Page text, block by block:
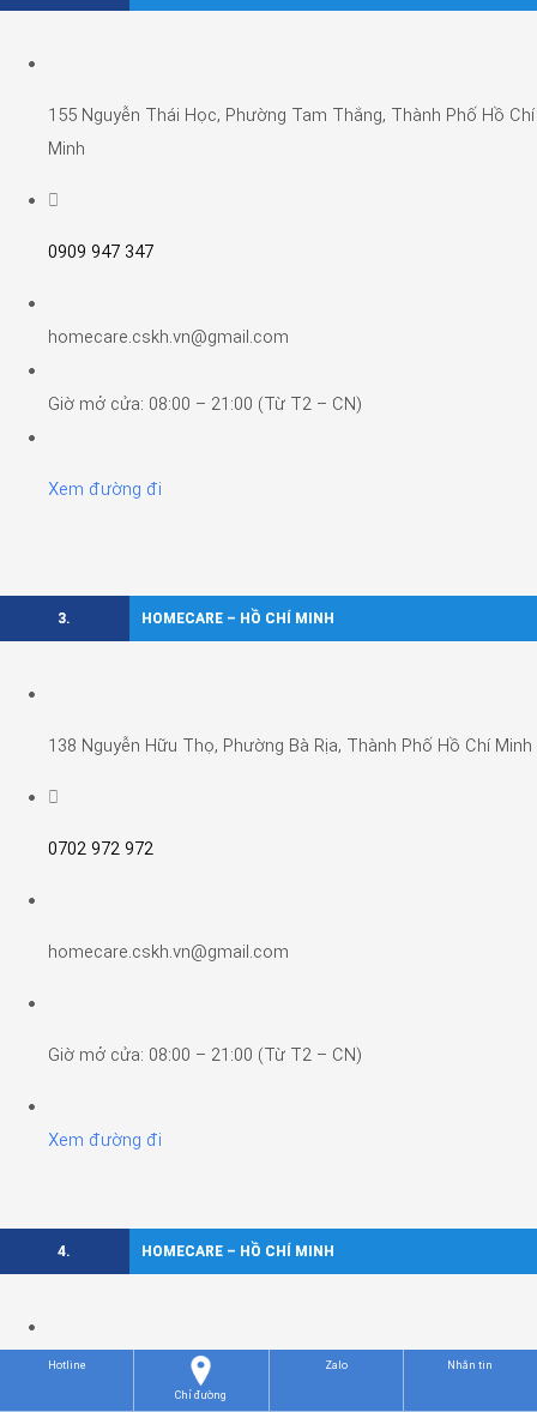
155 Nguyễn Thái Học, Phường Tam Thắng, Thành Phố Hồ Chí
Minh
0909 947 347
homecare.cskh.vn@gmail.com
Giờ mở cửa: 08:00 – 21:00 (Từ T2 – CN)
Xem đường đi
3. HOMECARE – HỒ CHÍ MINH
138 Nguyễn Hữu Thọ, Phường Bà Rịa, Thành Phố Hồ Chí Minh
0702 972 972
homecare.cskh.vn@gmail.com
Giờ mở cửa: 08:00 – 21:00 (Từ T2 – CN)
Xem đường đi
4. HOMECARE – HỒ CHÍ MINH
279 Cách Mạng Tháng Tám, Bà Rịa, Hồ Chí Minh
Hotline
Chỉ đường
Zalo Nhắn tin